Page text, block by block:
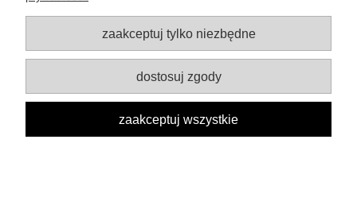
powiadom o dostępności
zaakceptuj tylko niezbędne
dostosuj zgody
zaakceptuj wszystkie